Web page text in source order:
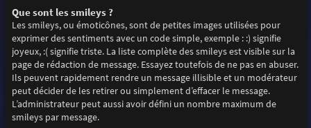
Que sont les smileys ?
Les smileys, ou émoticônes, sont de petites images utilisées pour
exprimer des sentiments avec un code simple, exemple : :) signifie
joyeux, :( signifie triste. La liste complète des smileys est visible sur la
page de rédaction de message. Essayez toutefois de ne pas en abuser.
Ils peuvent rapidement rendre un message illisible et un modérateur
peut décider de les retirer ou simplement d’effacer le message.
L’administrateur peut aussi avoir défini un nombre maximum de
smileys par message.